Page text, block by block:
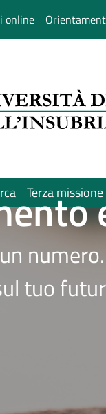
online
Terza missione
tuo